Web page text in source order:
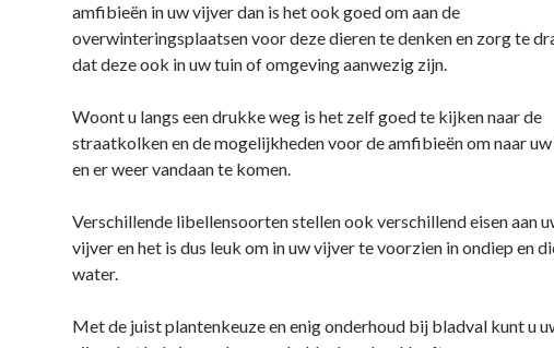
amfibieën in uw vijver dan is het ook goed om aan de
overwinteringsplaatsen voor deze dieren te denken en zorg te
dat deze ook in uw tuin of omgeving aanwezig zijn.
Woont u langs een drukke weg is het zelf goed te kijken naar de
straatkolken en de mogelijkheden voor de amfibieën om naar uw
en er weer vandaan te komen.
Verschillende libellensoorten stellen ook verschillend eisen aan
vijver en het is dus leuk om in uw vijver te voorzien in ondiep en
water.
Met de juist plantenkeuze en enig onderhoud bij bladval kunt u